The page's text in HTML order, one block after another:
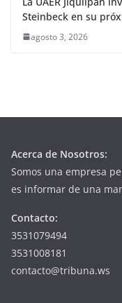
Steinbeck en su
agosto 3, 2026
Acerca de Nosotros:
Somos una empresa
es informar de una
Contacto:
3531079494
3531008181
contacto@tribuna.ws